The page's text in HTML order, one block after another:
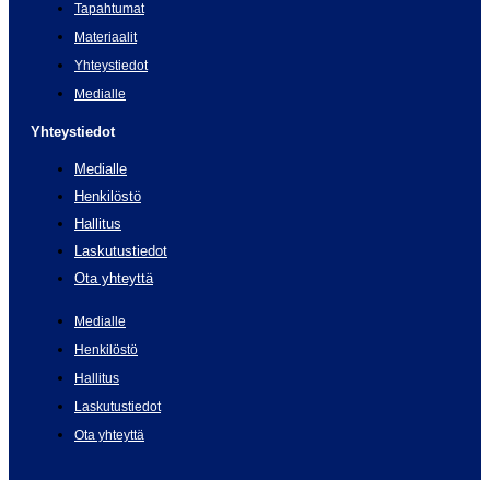
Tapahtumat
Materiaalit
Yhteystiedot
Medialle
Yhteystiedot
Medialle
Henkilöstö
Hallitus
Laskutustiedot
Ota yhteyttä
Medialle
Henkilöstö
Hallitus
Laskutustiedot
Ota yhteyttä